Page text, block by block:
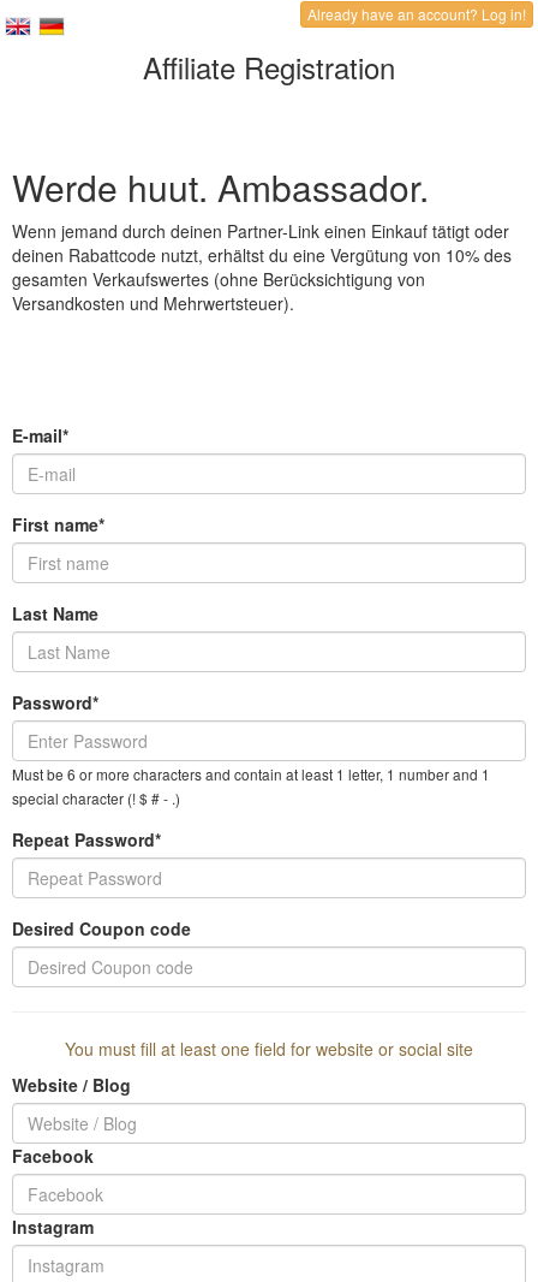
Already have an account? Log in!
Affiliate Registration
E-mail*
First name*
Last Name
Password*
Must be 6 or more characters and contain at least 1 letter, 1 number and 1
special character (! $ # - .)
Repeat Password*
Desired Coupon code
You must fill at least one field for website or social site
Website / Blog
Facebook
Instagram
Werde huut. Ambassador.
Wenn jemand durch deinen Partner-Link einen Einkauf tätigt oder
deinen Rabattcode nutzt, erhältst du eine Vergütung von 10% des
gesamten Verkaufswertes (ohne Berücksichtigung von
Versandkosten und Mehrwertsteuer).